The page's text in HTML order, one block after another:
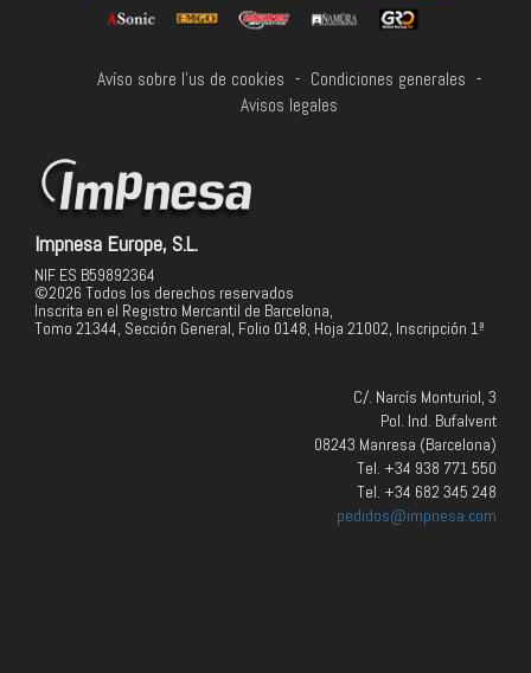
Avíso sobre l'us de cookies - Condiciones generales -
Avisos legales
Impnesa Europe, S.L.
NIF ES B59892364
©2026 Todos los derechos reservados
Inscrita en el Registro Mercantil de Barcelona,
Tomo 21344, Sección General, Folio 0148, Hoja 21002, Inscripción 1ª
C/. Narcís Monturiol, 3
Pol. Ind. Bufalvent
08243 Manresa (Barcelona)
Tel. +34 938 771 550
Tel. +34 682 345 248
pedidos@impnesa.com